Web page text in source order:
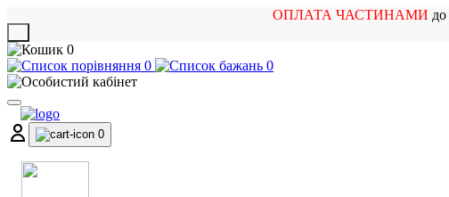
ОПЛАТА ЧАСТИНАМИ до
0
0
0
0